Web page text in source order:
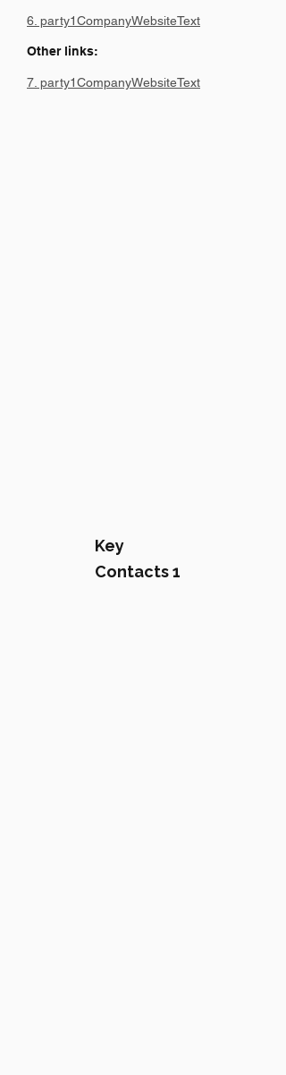
6. party1CompanyWebsiteText
Other links:
7. party1CompanyWebsiteText
Key
Contacts 1